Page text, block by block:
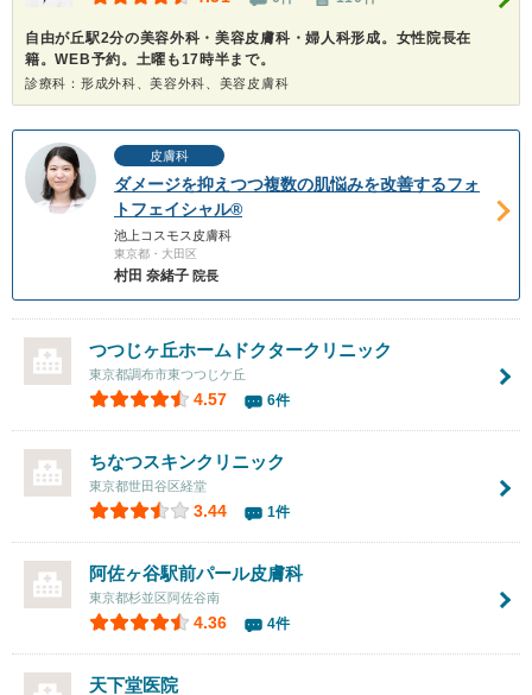
自由が丘駅2分の美容外科・美容皮膚科・婦人科形成。女性院長在
籍。WEB予約。土曜も17時半まで。
診療科：形成外科、美容外科、美容皮膚科
皮膚科
ダメージを抑えつつ複数の肌悩みを改善するフォ
トフェイシャル®
池上コスモス皮膚科
東京都・大田区
村田 奈緒子 院長
つつじヶ丘ホームドクタークリニック
東京都調布市東つつじケ丘
4.57 6件
ちなつスキンクリニック
東京都世田谷区経堂
3.44 1件
阿佐ヶ谷駅前パール皮膚科
東京都杉並区阿佐谷南
4.36 4件
天下堂医院